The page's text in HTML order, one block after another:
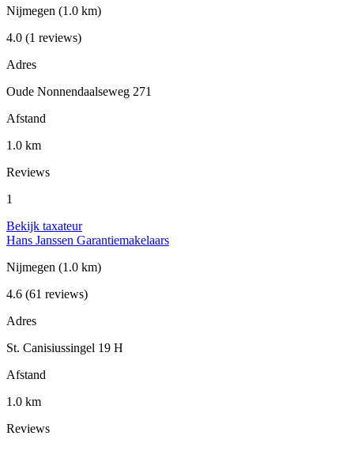
Nijmegen (1.0 km)
4.0 (1 reviews)
Adres
Oude Nonnendaalseweg 271
Afstand
1.0 km
Reviews
1
Bekijk taxateur
Hans Janssen Garantiemakelaars
Nijmegen (1.0 km)
4.6 (61 reviews)
Adres
St. Canisiussingel 19 H
Afstand
1.0 km
Reviews